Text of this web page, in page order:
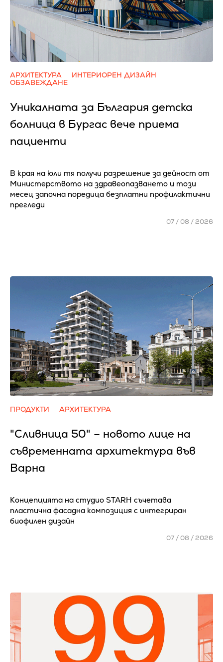
АРХИТЕКТУРА
ИНТЕРИОРЕН ДИЗАЙН
ОБЗАВЕЖДАНЕ
Уникалната за България детска
болница в Бургас вече приема
пациенти
В края на юли тя получи разрешение за дейност от
Министерството на здравеопазването и този
месец започна поредица безплатни профилактични
прегледи
07 / 08 / 2026
ПРОДУКТИ АРХИТЕКТУРА
"Сливница 50" – новото лице на
съвременната архитектура във
Варна
Концепцията на студио STARH съчетава
пластична фасадна композиция с интегриран
биофилен дизайн
07 / 08 / 2026